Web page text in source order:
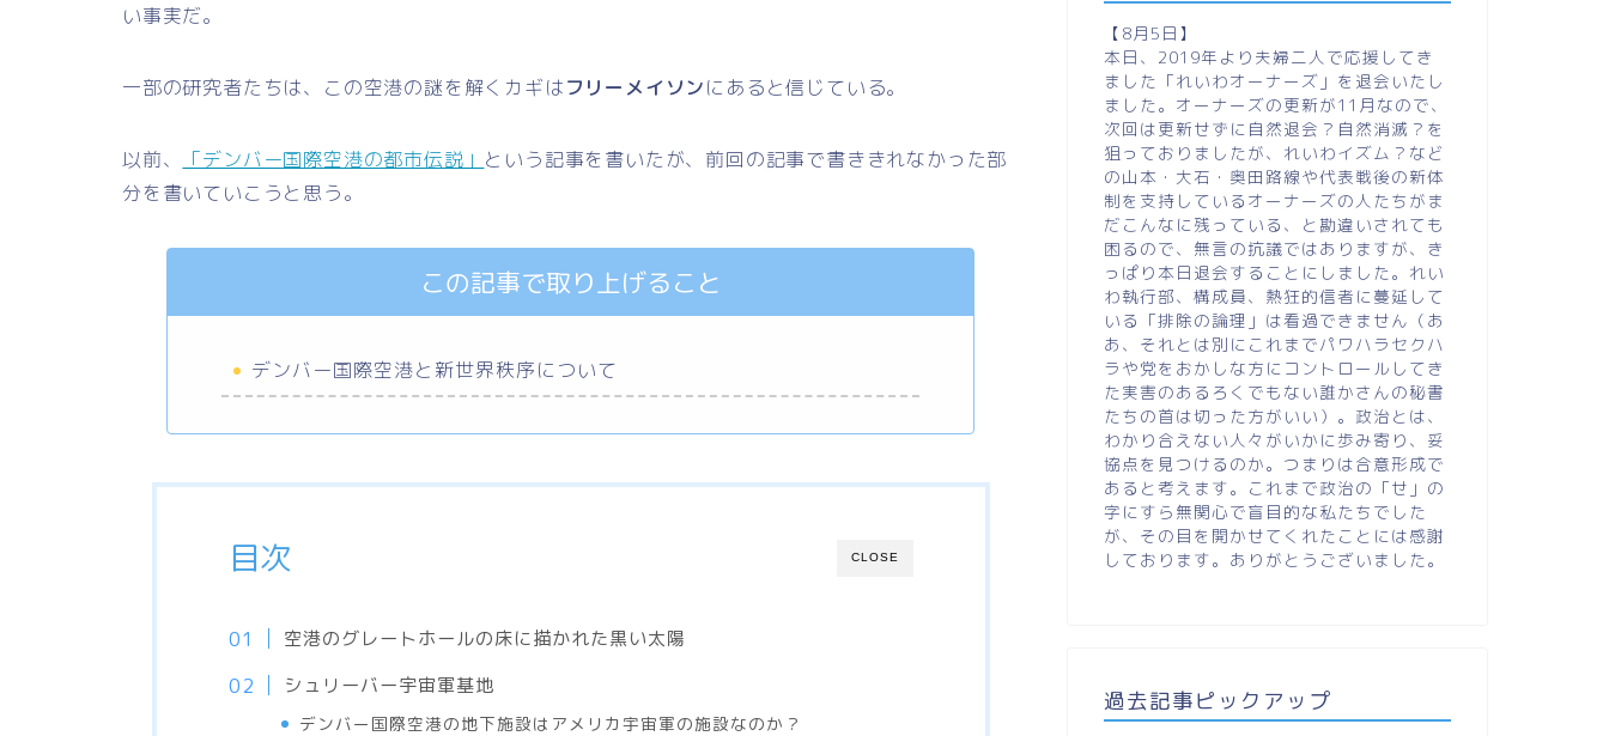
い事実だ。
一部の研究者たちは、この空港の謎を解くカギはフリーメイソンにあると信じている。
以前、 「デンバー国際空港の都市伝説」 という記事を書いたが、前回の記事で書ききれなかった部
分を書いていこうと思う。
この記事で取り上げること
デンバー国際空港と新世界秩序について
CLOSE
目次
空港のグレートホールの床に描かれた黒い太陽
シュリーバー宇宙軍基地
デンバー国際空港の地下施設はアメリカ宇宙軍の施設なのか？
【8月5日】
本日、2019年より夫婦二人で応援してき
ました「れいわオーナーズ」を退会いたし
ました。オーナーズの更新が11月なので、
次回は更新せずに自然退会？自然消滅？を
狙っておりましたが、れいわイズム？など
の山本・大石・奥田路線や代表戦後の新体
制を支持しているオーナーズの人たちがま
だこんなに残っている、と勘違いされても
困るので、無言の抗議ではありますが、き
っぱり本日退会することにしました。れい
わ執行部、構成員、熱狂的信者に蔓延して
いる「排除の論理」は看過できません（あ
あ、それとは別にこれまでパワハラセクハ
ラや党をおかしな方にコントロールしてき
た実害のあるろくでもない誰かさんの秘書
たちの首は切った方がいい）。政治とは、
わかり合えない人々がいかに歩み寄り、妥
協点を見つけるのか。つまりは合意形成で
あると考えます。これまで政治の「せ」の
字にすら無関心で盲目的な私たちでした
が、その目を開かせてくれたことには感謝
しております。ありがとうございました。
過去記事ピックアップ